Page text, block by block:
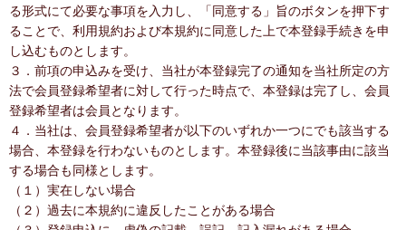
る形式にて必要な事項を入力し、「同意する」旨のボタンを押下す
ることで、利用規約および本規約に同意した上で本登録手続きを申
し込むものとします。
３．前項の申込みを受け、当社が本登録完了の通知を当社所定の方
法で会員登録希望者に対して行った時点で、本登録は完了し、会員
登録希望者は会員となります。
４．当社は、会員登録希望者が以下のいずれか一つにでも該当する
場合、本登録を行わないものとします。本登録後に当該事由に該当
する場合も同様とします。
（１）実在しない場合
（２）過去に本規約に違反したことがある場合